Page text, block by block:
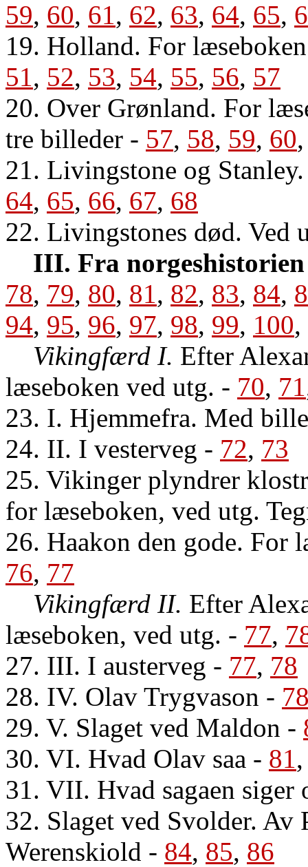
59, 60, 61, 62, 63, 64, 65,
19. Holland. For
51, 52, 53, 54, 55, 56, 57
20. Over Grønland. For
tre billeder - 57, 58, 59, 60
21. Livingstone og
64, 65, 66, 67, 68
22. Livingstones død. Ved
III. Fra norgeshistorien
78, 79, 80, 81, 82, 83, 84,
94, 95, 96, 97, 98, 99, 100,
Vikingfærd I. Efter
læseboken ved utg. - 70, 71
23. I. Hjemmefra. Med
24. II. I vesterveg - 72, 73
25. Vikinger plyndrer
for læseboken, ved utg.
26. Haakon den gode.
76, 77
Vikingfærd II. Efter
læseboken, ved utg. - 77,
27. III. I austerveg - 77, 78
28. IV. Olav Trygvason -
29. V. Slaget ved Maldon -
30. VI. Hvad Olav saa - 81
31. VII. Hvad sagaen siger
32. Slaget ved Svolder.
Werenskiold - 84, 85, 86